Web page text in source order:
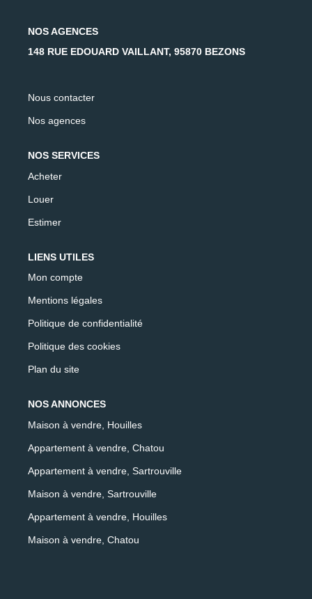
AFR IMMOBILIER Chatou - Transaction
AFR IMMOBILIER Houilles
NOS AGENCES
148 RUE EDOUARD VAILLANT, 95870 BEZONS
Nous contacter
Nos agences
NOS SERVICES
Acheter
Louer
Estimer
LIENS UTILES
Mon compte
Mentions légales
Politique de confidentialité
Politique des cookies
Plan du site
NOS ANNONCES
Maison à vendre, Houilles
Appartement à vendre, Chatou
Appartement à vendre, Sartrouville
Maison à vendre, Sartrouville
Appartement à vendre, Houilles
Maison à vendre, Chatou